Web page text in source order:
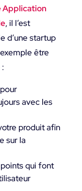
Application
, il l’est
d’une startup
être
avec les
produit afin
sur la
qui font